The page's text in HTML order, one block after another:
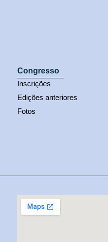
Congresso
Inscrições
Edições anteriores
Fotos